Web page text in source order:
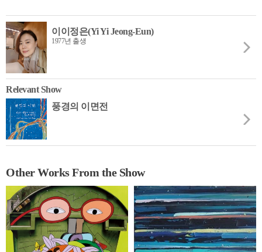
이이정은(Yi Yi Jeong-Eun)
1977년 출생
Relevant Show
풍경의 이면전
Other Works From the Show